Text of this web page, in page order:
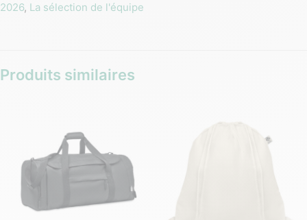
2026, La sélection de l'équipe
Produits similaires